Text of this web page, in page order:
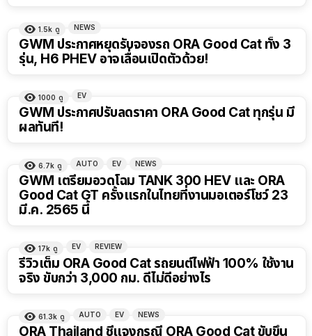
1.5k ดู NEWS
GWM ประกาศหยุดรับจองรถ ORA Good Cat ทั้ง 3
รุ่น, H6 PHEV อาจเลื่อนเปิดตัวด้วย!
1000 ดู EV
GWM ประกาศปรับลดราคา ORA Good Cat ทุกรุ่น มี
ผลทันที!
6.7k ดู AUTO EV NEWS
GWM เตรียมอวดโฉม TANK 300 HEV และ ORA
Good Cat GT ครั้งแรกในไทยที่งานมอเตอร์โชว์ 23
มี.ค. 2565 นี้
17k ดู EV REVIEW
รีวิวเต็ม ORA Good Cat รถยนต์ไฟฟ้า 100% ใช้งาน
จริง ขับกว่า 3,000 กม. ดีไม่ดีอย่างไร
61.3k ดู AUTO EV NEWS
ORA Thailand ชี้แจงกรณี ORA Good Cat ขับขึ้น